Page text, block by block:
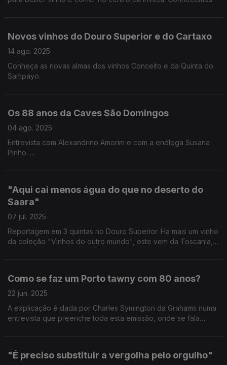
Novos vinhos do Douro Superior e do Cartaxo
14 ago. 2025
Conheça as novas almas dos vinhos Conceito e da Quinta do
Sampayo.
Os 88 anos da Caves São Domingos
04 ago. 2025
Entrevista com Alexandrino Amorim e com a enóloga Susana
Pinho.
"Aqui cai menos água do que no deserto do
Saara"
07 jul. 2025
Reportagem em 3 quintas no Douro Superior. Há mais um vinho
da coleção "Vinhos do outro mundo", este vem da Toscania,
Como se faz um Porto tawny com 80 anos?
22 jun. 2025
A explicação é dada por Charles Symington da Grahams numa
entrevista que preenche toda esta emissão, onde se fala
"É preciso substituir a vergolha pelo orgulho"